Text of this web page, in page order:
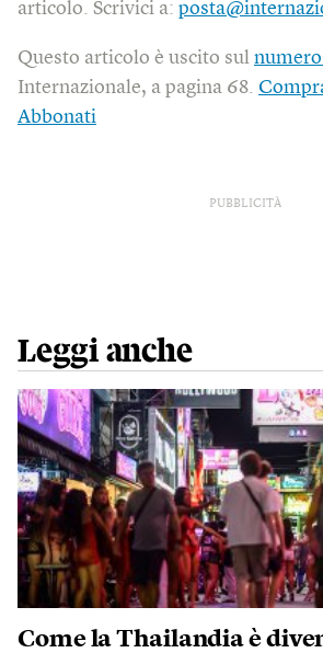
articolo. Scrivici a:
Questo articolo è uscito sul numero
Internazionale, a pagina 68.
Abbonati
PUBBLICITÀ
Leggi anche
Come la Thailandia è